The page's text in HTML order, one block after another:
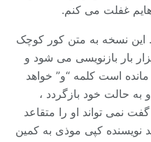
غفلت می کنم.
این نسخه به متن کور کوچک
بار بازنویسی می شود و
است کلمه “و” خواهد
به حالت خود بازگردد ،
نمی تواند او را متقاعد
نویسنده کپی موذی به کمین